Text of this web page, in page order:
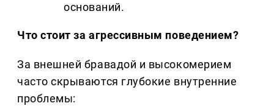
оснований.
Что стоит за агрессивным поведением?
За внешней бравадой и высокомерием
часто скрываются глубокие внутренние
проблемы: